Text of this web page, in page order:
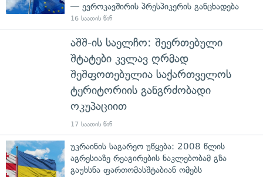
— ევროკავშირის პრესპიკერის განცხადება
16 საათის წინ
აშშ-ის საელჩო: შეერთებული
შტატები კვლავ ღრმად
შეშფოთებულია საქართველოს
ტერიტორიის განგრძობადი
ოკუპაციით
17 საათის წინ
უკრაინის საგარეო უწყება: 2008 წლის
აგრესიაზე რეაგირების ნაკლებობამ გზა
გაუხსნა ფართომასშტაბიან ომებს